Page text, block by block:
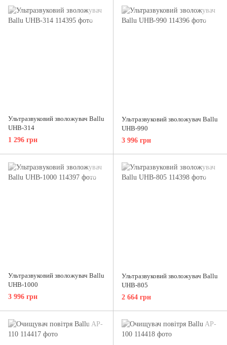
Ультразвуковий зволожувач Ballu
UHB-314
1 296 грн
Ультразвуковий зволожувач Ballu
UHB-990
3 996 грн
Ультразвуковий зволожувач Ballu
UHB-1000
3 996 грн
Ультразвуковий зволожувач Ballu
UHB-805
2 664 грн